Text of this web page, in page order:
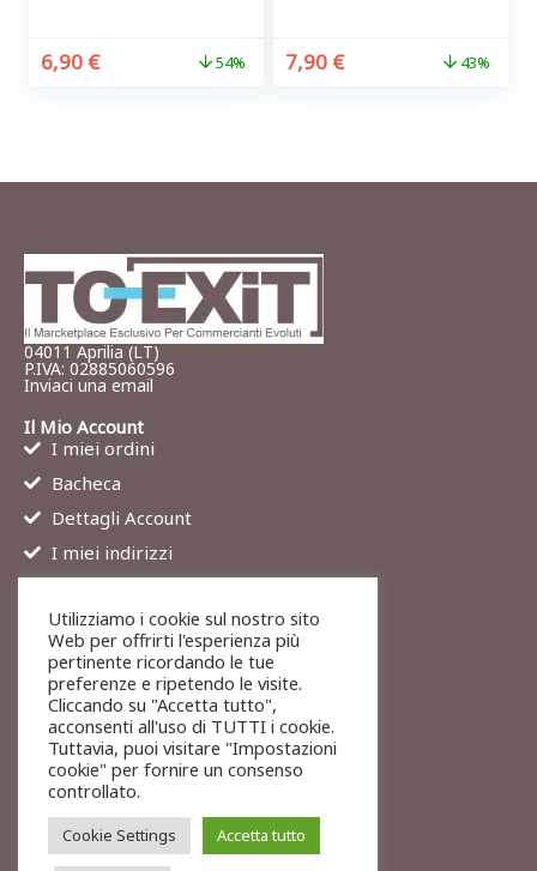
6,90 € 54% 7,90 € 43%
04011 Aprilia (LT)
P.IVA: 02885060596
Inviaci una email
Il Mio Account
I miei ordini
Bacheca
Dettagli Account
I miei indirizzi
Chi siamo
Services
Blog
Contatti
Legali
Termini di servizio
Resi e rimborsi
Utilizziamo i cookie sul nostro sito
Web per offrirti l'esperienza più
pertinente ricordando le tue
preferenze e ripetendo le visite.
Cliccando su "Accetta tutto",
acconsenti all'uso di TUTTI i cookie.
Tuttavia, puoi visitare "Impostazioni
cookie" per fornire un consenso
controllato.
Cookie Settings Accetta tutto